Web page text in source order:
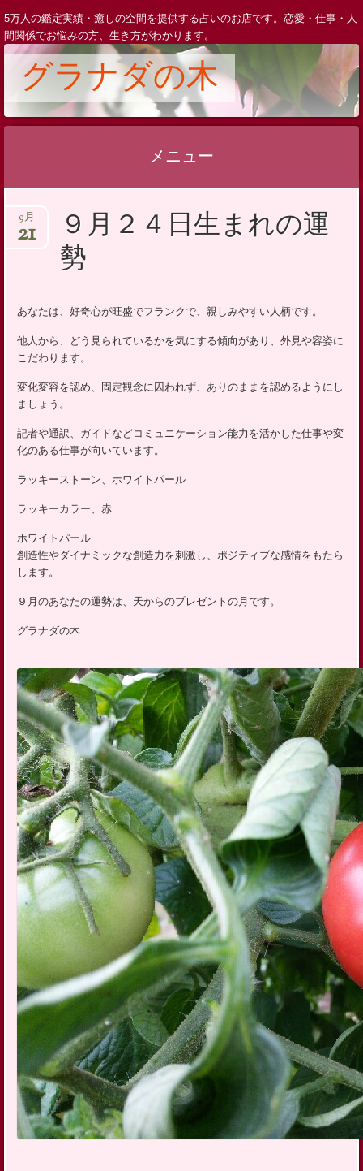
5万人の鑑定実績・癒しの空間を提供する占いのお店です。恋愛・仕事・人
間関係でお悩みの方、生き方がわかります。
グラナダの木
メニュー
ン
へ
プ
９月２４日生まれの運
勢
9月
21
あなたは、好奇心が旺盛でフランクで、親しみやすい人柄です。
他人から、どう見られているかを気にする傾向があり、外見や容姿に
こだわります。
変化変容を認め、固定観念に囚われず、ありのままを認めるようにし
ましょう。
記者や通訳、ガイドなどコミュニケーション能力を活かした仕事や変
化のある仕事が向いています。
ラッキーストーン、ホワイトパール
ラッキーカラー、赤
ホワイトパール
創造性やダイナミックな創造力を刺激し、ポジティブな感情をもたら
します。
９月のあなたの運勢は、天からのプレゼントの月です。
グラナダの木